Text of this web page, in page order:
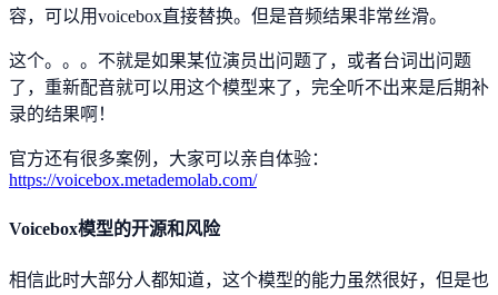
容，可以用voicebox直接替换。但是音频结果非常丝滑。
这个。。。不就是如果某位演员出问题了，或者台词出问题
了，重新配音就可以用这个模型来了，完全听不出来是后期补
录的结果啊！
官方还有很多案例，大家可以亲自体验：
https://voicebox.metademolab.com/
Voicebox模型的开源和风险
相信此时大部分人都知道，这个模型的能力虽然很好，但是也